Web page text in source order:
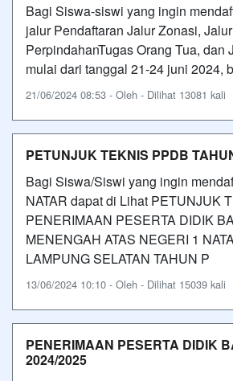
Bagi Siswa-siswi yang ingin
jalur Pendaftaran Jalur Zonasi, Jalur
PerpindahanTugas Orang Tua, dan
mulai dari tanggal 21-24 juni 2024,
21/06/2024 08:53 - Oleh - Dilihat 13081 kali
PETUNJUK TEKNIS PPDB
Bagi Siswa/Siswi yang ingin
NATAR dapat di Lihat PETUNJUK
PENERIMAAN PESERTA DIDIK
MENENGAH ATAS NEGERI 1
LAMPUNG SELATAN TAHUN P
13/06/2024 10:10 - Oleh - Dilihat 15039 kali
PENERIMAAN PESERTA DIDIK
2024/2025